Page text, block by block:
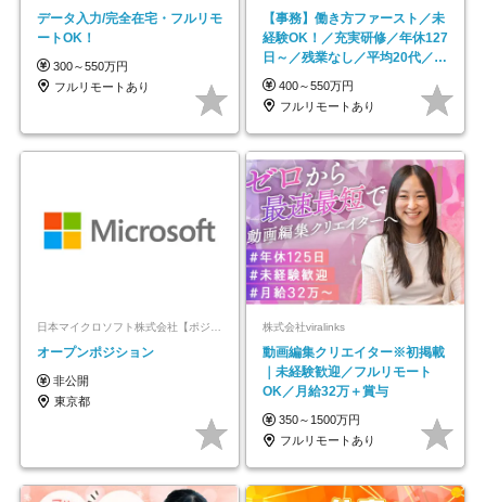
データ入力/完全在宅・フルリモ
ートOK！
300～550万円
フルリモートあり
【事務】働き方ファースト／未
経験OK！／充実研修／年休127
日～／残業なし／平均20代／リ
モートOK
400～550万円
フルリモートあり
オープンポジション
非公開
東京都
株式会社viralinks
動画編集クリエイター※初掲載
｜未経験歓迎／フルリモート
OK／月給32万＋賞与
350～1500万円
フルリモートあり